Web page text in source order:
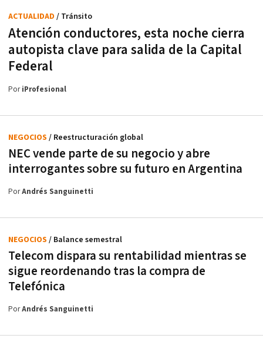
Atención conductores, esta noche cierra
autopista clave para salida de la Capital
Federal
ACTUALIDAD / Tránsito
PoriProfesional
NEC vende parte de su negocio y abre
interrogantes sobre su futuro en Argentina
NEGOCIOS / Reestructuración global
PorAndrés Sanguinetti
Telecom dispara su rentabilidad mientras se
sigue reordenando tras la compra de
Telefónica
NEGOCIOS / Balance semestral
PorAndrés Sanguinetti